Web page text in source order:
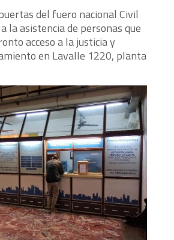
del fuero nacional Civil
la asistencia de personas que
acceso a la justicia y
en Lavalle 1220, planta